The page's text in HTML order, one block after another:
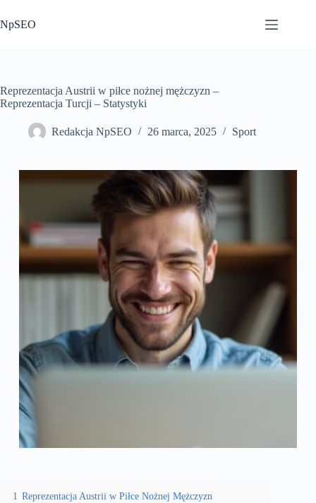
do
treści
NpSEO
Reprezentacja Austrii w piłce nożnej mężczyzn –
Reprezentacja Turcji – Statystyki
Redakcja NpSEO 26 marca, 2025 Sport
1 Reprezentacja Austrii w Piłce Nożnej Mężczyzn